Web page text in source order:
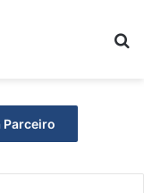
Parceiro